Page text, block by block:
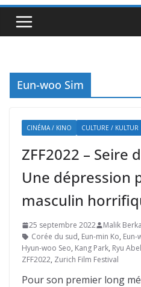
Eun-woo Sim
CINÉMA / KINO CULTURE / KULTUR
ZFF2022 – Seire
Une dépression
masculin
25 septembre 2022 Malik
Corée du sud, Eun-min Ko, Eun-
Hyun-woo Seo, Kang Park, Ryu Abel
ZFF2022, Zurich Film Festival
Pour son premier long